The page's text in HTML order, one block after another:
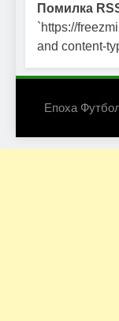
Помилка
`https://
and content-
Епоха